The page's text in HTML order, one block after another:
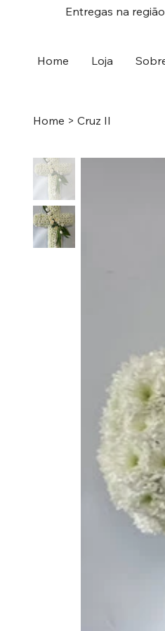
Entregas na
Home Loja
Home > Cruz II